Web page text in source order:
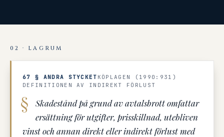
02 · LAGRUM
67 § ANDRA STYCKET KÖPLAGEN (1990:931)
DEFINITIONEN AV INDIREKT FÖRLUST
Skadestånd på grund av avtalsbrott omfattar
ersättning för utgifter, prisskillnad, utebliven
vinst och annan direkt eller indirekt förlust med